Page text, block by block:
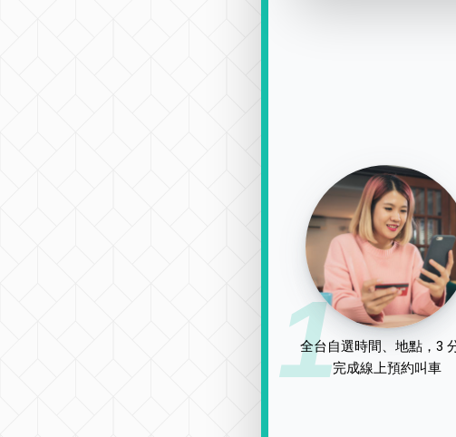
1
全台自選時間、地點，3
完成線上預約叫車